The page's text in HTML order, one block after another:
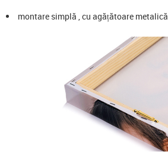
montare simplă , cu agățătoare metalică